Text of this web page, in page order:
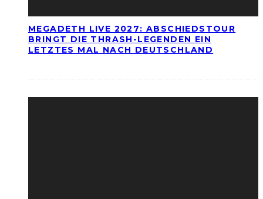
MEGADETH LIVE 2027: ABSCHIEDSTOUR
BRINGT DIE THRASH-LEGENDEN EIN
LETZTES MAL NACH DEUTSCHLAND